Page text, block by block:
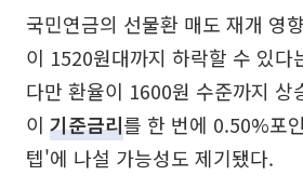
국민연금의 선물환 매도 재개 영
이 1520원대까지 하락할 수 있다
다만 환율이 1600원 수준까지 상
이 기준금리를 한 번에 0.50%포
텝'에 나설 가능성도 제기됐다.